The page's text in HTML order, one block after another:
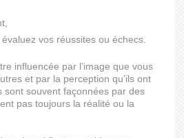
vos réussites ou échecs.
influencée par l’image que vous
et par la perception qu’ils ont
sont souvent façonnées par des
pas toujours la réalité ou la